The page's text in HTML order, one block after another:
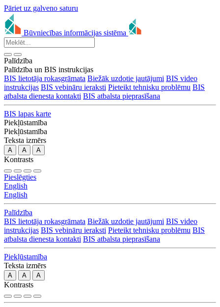
Pāriet uz galveno saturu
Būvniecības informācijas sistēma
Palīdzība
Palīdzība un BIS instrukcijas
BIS lietotāja rokasgrāmata Biežāk uzdotie jautājumi BIS video
instrukcijas BIS vebināru ieraksti Pieteikt tehnisku problēmu BIS
atbalsta dienesta kontakti BIS atbalsta pieprasīšana
BIS lapas karte
Piekļūstamība
Piekļūstamība
Teksta izmērs
A A A
Kontrasts
Pieslēgties
English
English
Palīdzība
BIS lietotāja rokasgrāmata Biežāk uzdotie jautājumi BIS video
instrukcijas BIS vebināru ieraksti Pieteikt tehnisku problēmu BIS
atbalsta dienesta kontakti BIS atbalsta pieprasīšana
Piekļūstamība
Teksta izmērs
A A A
Kontrasts